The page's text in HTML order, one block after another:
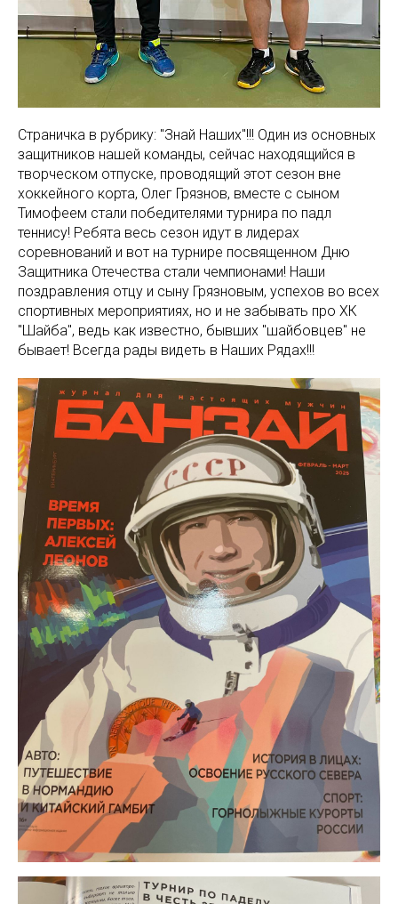
Страничка в рубрику: "Знай Наших"!!! Один из основных
защитников нашей команды, сейчас находящийся в
творческом отпуске, проводящий этот сезон вне
хоккейного корта, Олег Грязнов, вместе с сыном
Тимофеем стали победителями турнира по падл
теннису! Ребята весь сезон идут в лидерах
соревнований и вот на турнире посвященном Дню
Защитника Отечества стали чемпионами! Наши
поздравления отцу и сыну Грязновым, успехов во всех
спортивных мероприятиях, но и не забывать про ХК
"Шайба", ведь как известно, бывших "шайбовцев" не
бывает! Всегда рады видеть в Наших Рядах!!!